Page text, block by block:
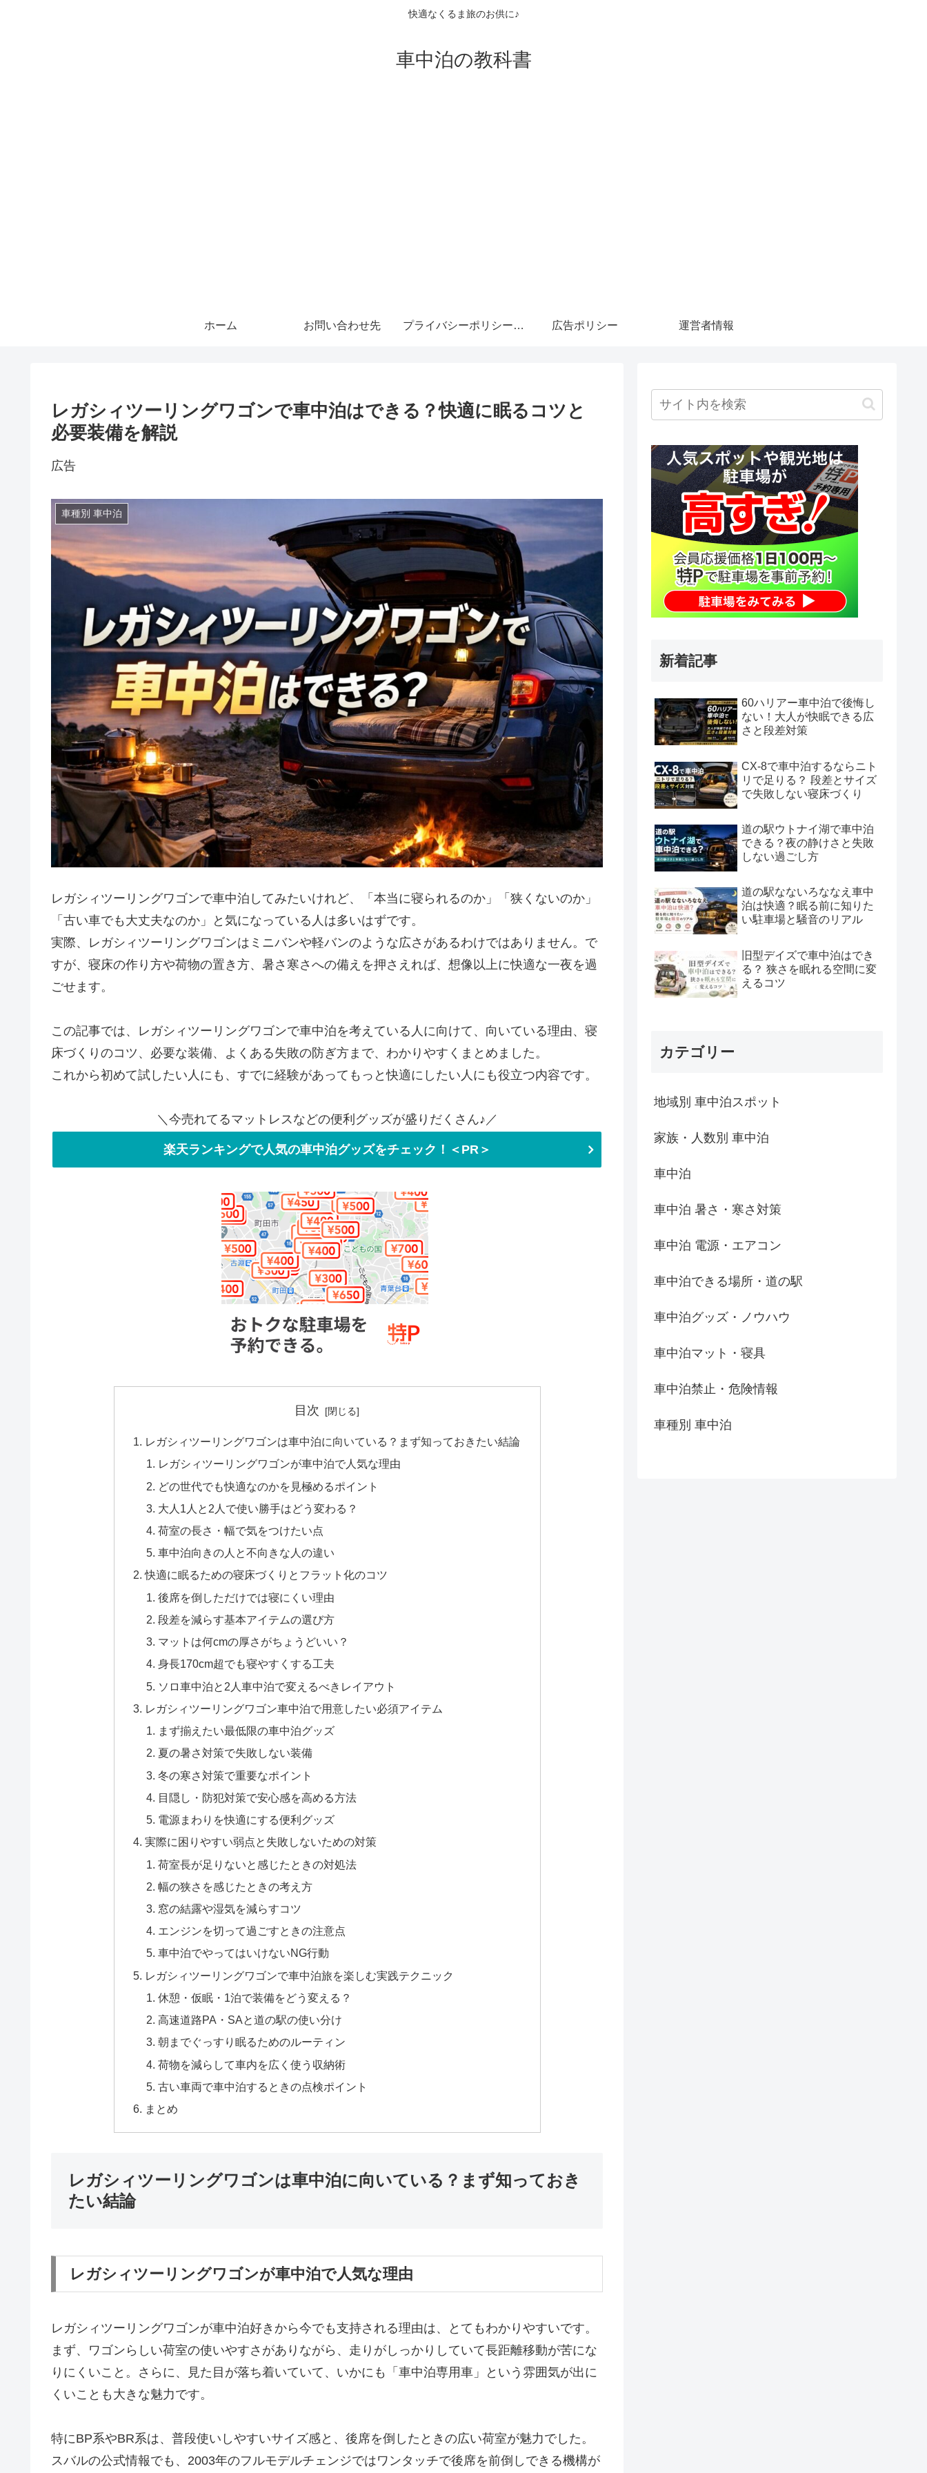
快適なくるま旅のお供に♪
車中泊の教科書
ホーム お問い合わせ先 プライバシーポリシー・免責事項 広告ポリシー 運営者情報
レガシィツーリングワゴンで車中泊はできる？快適に眠るコツと
必要装備を解説
広告
車種別 車中泊
レガシィツーリングワゴンで車中泊してみたいけれど、「本当に寝られるのか」「狭くないのか」
「古い車でも大丈夫なのか」と気になっている人は多いはずです。
実際、レガシィツーリングワゴンはミニバンや軽バンのような広さがあるわけではありません。で
すが、寝床の作り方や荷物の置き方、暑さ寒さへの備えを押さえれば、想像以上に快適な一夜を過
ごせます。
この記事では、レガシィツーリングワゴンで車中泊を考えている人に向けて、向いている理由、寝
床づくりのコツ、必要な装備、よくある失敗の防ぎ方まで、わかりやすくまとめました。
これから初めて試したい人にも、すでに経験があってもっと快適にしたい人にも役立つ内容です。
＼今売れてるマットレスなどの便利グッズが盛りだくさん♪／
楽天ランキングで人気の車中泊グッズをチェック！＜PR＞
目次
レガシィツーリングワゴンは車中泊に向いている？まず知っておきたい結論
レガシィツーリングワゴンが車中泊で人気な理由
どの世代でも快適なのかを見極めるポイント
大人1人と2人で使い勝手はどう変わる？
荷室の長さ・幅で気をつけたい点
車中泊向きの人と不向きな人の違い
快適に眠るための寝床づくりとフラット化のコツ
後席を倒しただけでは寝にくい理由
段差を減らす基本アイテムの選び方
マットは何cmの厚さがちょうどいい？
身長170cm超でも寝やすくする工夫
ソロ車中泊と2人車中泊で変えるべきレイアウト
レガシィツーリングワゴン車中泊で用意したい必須アイテム
まず揃えたい最低限の車中泊グッズ
夏の暑さ対策で失敗しない装備
冬の寒さ対策で重要なポイント
目隠し・防犯対策で安心感を高める方法
電源まわりを快適にする便利グッズ
実際に困りやすい弱点と失敗しないための対策
荷室長が足りないと感じたときの対処法
幅の狭さを感じたときの考え方
窓の結露や湿気を減らすコツ
エンジンを切って過ごすときの注意点
車中泊でやってはいけないNG行動
レガシィツーリングワゴンで車中泊旅を楽しむ実践テクニック
休憩・仮眠・1泊で装備をどう変える？
高速道路PA・SAと道の駅の使い分け
朝までぐっすり眠るためのルーティン
荷物を減らして車内を広く使う収納術
古い車両で車中泊するときの点検ポイント
まとめ
レガシィツーリングワゴンは車中泊に向いている？まず知っておき
たい結論
レガシィツーリングワゴンが車中泊で人気な理由
レガシィツーリングワゴンが車中泊好きから今でも支持される理由は、とてもわかりやすいです。
まず、ワゴンらしい荷室の使いやすさがありながら、走りがしっかりしていて長距離移動が苦にな
りにくいこと。さらに、見た目が落ち着いていて、いかにも「車中泊専用車」という雰囲気が出に
くいことも大きな魅力です。
特にBP系やBR系は、普段使いしやすいサイズ感と、後席を倒したときの広い荷室が魅力でした。
スバルの公式情報でも、2003年のフルモデルチェンジではワンタッチで後席を前倒しできる機構が
新着記事
60ハリアー車中泊で後悔し
ない！大人が快眠できる広
さと段差対策
CX-8で車中泊するならニト
リで足りる？ 段差とサイズ
で失敗しない寝床づくり
道の駅ウトナイ湖で車中泊
できる？夜の静けさと失敗
しない過ごし方
道の駅なないろななえ車中
泊は快適？眠る前に知りた
い駐車場と騒音のリアル
旧型デイズで車中泊はでき
る？ 狭さを眠れる空間に変
えるコツ
カテゴリー
地域別 車中泊スポット
家族・人数別 車中泊
車中泊
車中泊 暑さ・寒さ対策
車中泊 電源・エアコン
車中泊できる場所・道の駅
車中泊グッズ・ノウハウ
車中泊マット・寝具
車中泊禁止・危険情報
車種別 車中泊